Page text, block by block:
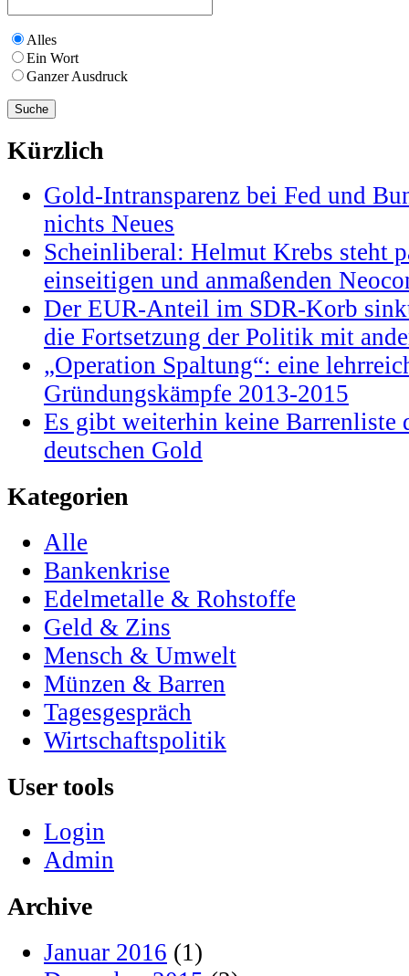
Alles
Ein Wort
Ganzer Ausdruck
Kürzlich
Gold-Intransparenz bei Fed und
nichts Neues
Scheinliberal: Helmut Krebs steht
einseitigen und anmaßenden
Der EUR-Anteil im SDR-Korb
die Fortsetzung der Politik mit
„Operation Spaltung“: eine
Gründungskämpfe 2013-2015
Es gibt weiterhin keine Barrenliste
deutschen Gold
Kategorien
Alle
Bankenkrise
Edelmetalle & Rohstoffe
Geld & Zins
Mensch & Umwelt
Münzen & Barren
Tagesgespräch
Wirtschaftspolitik
User tools
Login
Admin
Archive
Januar 2016 (1)